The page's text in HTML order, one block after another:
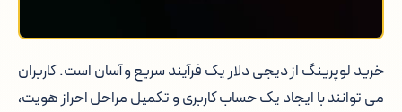
خرید لوپرینگ از دیجی دلار یک فرآیند سریع و آسان است. کاربران
می توانند با ایجاد یک حساب کاربری و تکمیل مراحل احراز هویت،